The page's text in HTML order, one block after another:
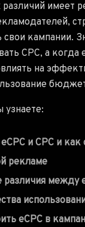
различий имеет
кампании.
CPC, а когда
на
узнаете:
и CPC и
рекламе
между
eCPC в